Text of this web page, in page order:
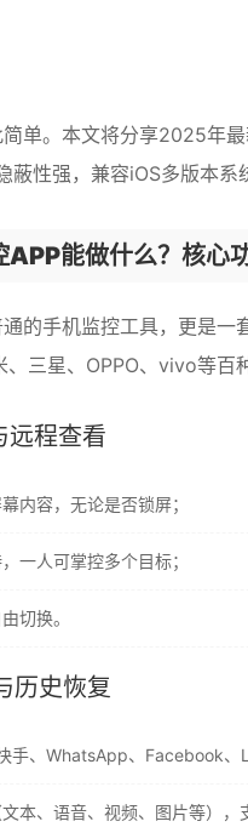
单。本文将分享2025年
蔽性强，兼容iOS多版本系
APP能做什么？核心
的手机监控工具，更是
三星、OPPO、vivo等百
远程查看
内容，无论是否锁屏；
一人可掌控多个目标；
切换。
历史恢复
手、WhatsApp、Facebook、
本、语音、视频、图片等），